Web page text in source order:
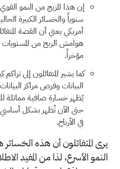
أمريكي يعني أن القصة
هوامش الربح من المستويات
مؤخراً.
كما يشير المتفائلون إلى
البيانات وفرص مراكز
يُظهر خسارة صافية مماثلة
حتى الآن تُظهر بشكل أساسي
في الأرباح.
يرى المتفائلون أن هذه
النمو الأسرع، لذا من المفيد